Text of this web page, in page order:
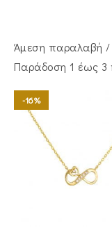
Άμεση παραλαβή /
Παράδoση 1 έως 3
-16%